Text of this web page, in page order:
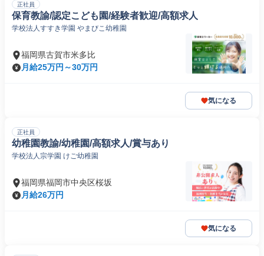
正社員
保育教諭/認定こども園/経験者歓迎/高額求人
学校法人すすき学園 やまびこ幼稚園
福岡県古賀市米多比
月給25万円～30万円
気になる
正社員
幼稚園教諭/幼稚園/高額求人/賞与あり
学校法人宗学園 けご幼稚園
福岡県福岡市中央区桜坂
月給26万円
気になる